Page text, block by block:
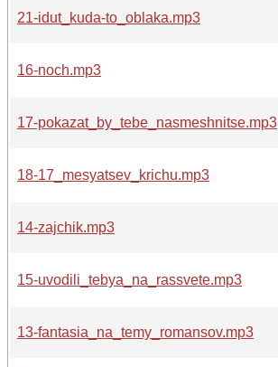
21-idut_kuda-to_oblaka.mp3
16-noch.mp3
17-pokazat_by_tebe_nasmeshnitse.mp3
18-17_mesyatsev_krichu.mp3
14-zajchik.mp3
15-uvodili_tebya_na_rassvete.mp3
13-fantasia_na_temy_romansov.mp3